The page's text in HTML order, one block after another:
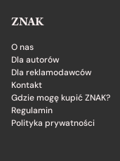
ZNAK
O nas
Dla autorów
Dla reklamodawców
Kontakt
Gdzie mogę kupić ZNAK?
Regulamin
Polityka prywatności